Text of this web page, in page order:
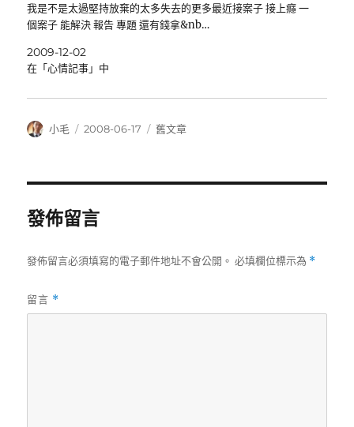
我是不是太過堅持放棄的太多失去的更多最近接案子 接上癮 一
個案子 能解決 報告 專題 還有錢拿&nb…
2009-12-02
在「心情記事」中
作
小毛
發
2008-06-17
分
舊文章
發佈留言
發佈留言必須填寫的電子郵件地址不會公開。 必填欄位標示為 *
留言 *